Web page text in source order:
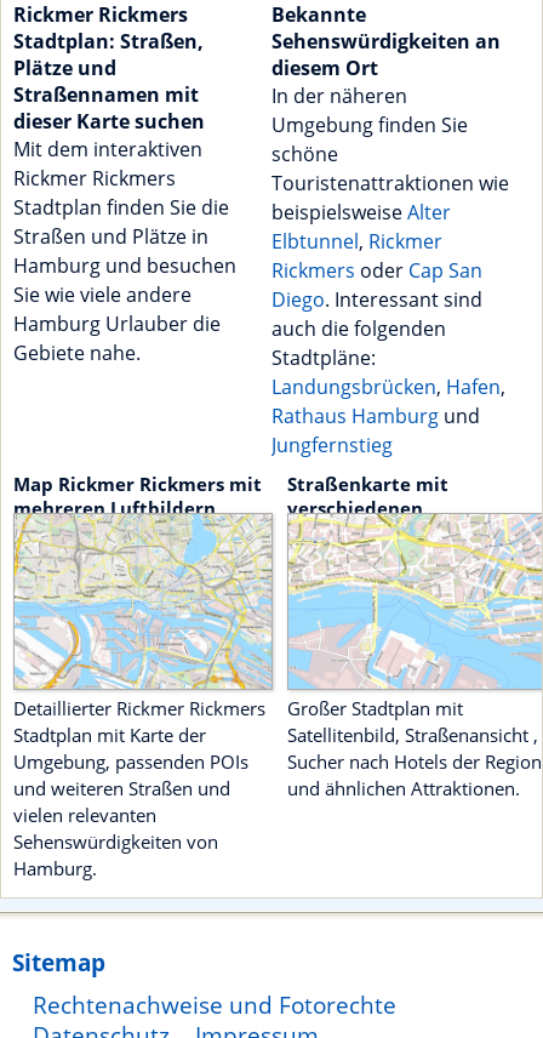
Rickmer Rickmers
Stadtplan: Straßen,
Plätze und
Straßennamen mit
dieser Karte suchen
Mit dem interaktiven
Rickmer Rickmers
Stadtplan finden Sie die
Straßen und Plätze in
Hamburg und besuchen
Sie wie viele andere
Hamburg Urlauber die
Gebiete nahe.
Bekannte
Sehenswürdigkeiten an
diesem Ort
In der näheren
Umgebung finden Sie
schöne
Touristenattraktionen wie
beispielsweiseAlter
Elbtunnel, Rickmer
Rickmers oder Cap San
Diego. Interessant sind
auch die folgenden
Stadtpläne:
Landungsbrücken, Hafen,
Rathaus Hamburg und
Jungfernstieg
Map Rickmer Rickmers mit
mehreren Luftbildern
Detaillierter Rickmer Rickmers
Stadtplan mit Karte der
Umgebung, passenden POIs
und weiteren Straßen und
vielen relevanten
Sehenswürdigkeiten von
Hamburg.
Straßenkarte mit
verschiedenen
Attraktionen
Großer Stadtplan mit
Satellitenbild, Straßenansicht ,
Sucher nach Hotels der Region
und ähnlichen Attraktionen.
Sitemap
Rechtenachweise und Fotorechte